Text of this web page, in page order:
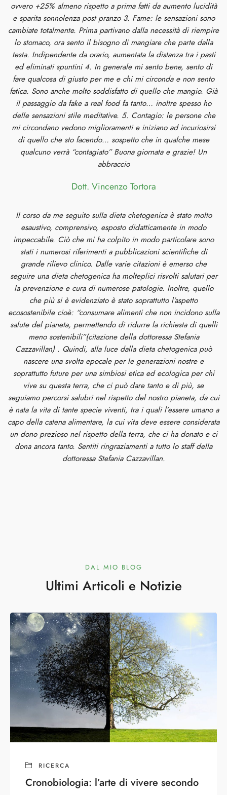
ovvero +25% almeno rispetto a prima fatti da aumento lucidità
e sparita sonnolenza post pranzo 3. Fame: le sensazioni sono
cambiate totalmente. Prima partivano dalla necessità di riempire
lo stomaco, ora sento il bisogno di mangiare che parte dalla
testa. Indipendente da orario, aumentata la distanza tra i pasti
ed eliminati spuntini 4. In generale mi sento bene, sento di
fare qualcosa di giusto per me e chi mi circonda e non sento
fatica. Sono anche molto soddisfatto di quello che mangio. Già
il passaggio da fake a real food fa tanto… inoltre spesso ho
delle sensazioni stile meditative. 5. Contagio: le persone che
mi circondano vedono miglioramenti e iniziano ad incuriosirsi
di quello che sto facendo… sospetto che in qualche mese
qualcuno verrà “contagiato” Buona giornata e grazie! Un
abbraccio
Dott. Vincenzo Tortora
Il corso da me seguito sulla dieta chetogenica è stato molto
esaustivo, comprensivo, esposto didatticamente in modo
impeccabile. Ciò che mi ha colpito in modo particolare sono
stati i numerosi riferimenti a pubblicazioni scientifiche di
grande rilievo clinico. Dalle varie citazioni è emerso che
seguire una dieta chetogenica ha molteplici risvolti salutari per
la prevenzione e cura di numerose patologie. Inoltre, quello
che più si è evidenziato è stato soprattutto l’aspetto
ecosostenibile cioè: “consumare alimenti che non incidono sulla
salute del pianeta, permettendo di ridurre la richiesta di quelli
meno sostenibili”(citazione della dottoressa Stefania
Cazzavillan) . Quindi, alla luce dalla dieta chetogenica può
nascere una svolta epocale per le generazioni nostre e
soprattutto future per una simbiosi etica ed ecologica per chi
vive su questa terra, che ci può dare tanto e di più, se
seguiamo percorsi salubri nel rispetto del nostro pianeta, da cui
è nata la vita di tante specie viventi, tra i quali l’essere umano a
capo della catena alimentare, la cui vita deve essere considerata
un dono prezioso nel rispetto della terra, che ci ha donato e ci
dona ancora tanto. Sentiti ringraziamenti a tutto lo staff della
dottoressa Stefania Cazzavillan.
DAL MIO BLOG
Ultimi Articoli e Notizie
RICERCA
Cronobiologia: l’arte di vivere secondo